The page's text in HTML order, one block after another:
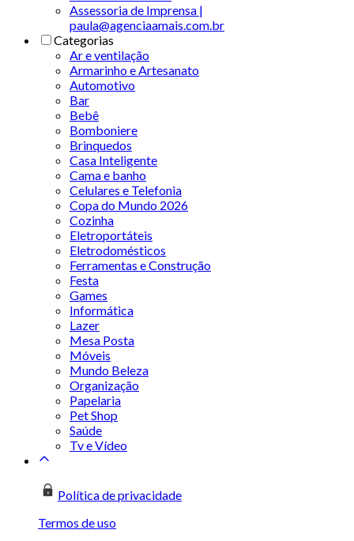
Assessoria de Imprensa |
paula@agenciaamais.com.br
Categorias
Ar e ventilação
Armarinho e Artesanato
Automotivo
Bar
Bebê
Bomboniere
Brinquedos
Casa Inteligente
Cama e banho
Celulares e Telefonia
Copa do Mundo 2026
Cozinha
Eletroportáteis
Eletrodomésticos
Ferramentas e Construção
Festa
Games
Informática
Lazer
Mesa Posta
Móveis
Mundo Beleza
Organização
Papelaria
Pet Shop
Saúde
Tv e Vídeo
Política de privacidade
Termos de uso